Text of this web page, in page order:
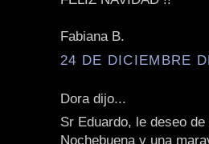
Fabiana B.
24 DE DICIEMBRE
Dora dijo...
Sr Eduardo, le deseo
Nochebuena y una